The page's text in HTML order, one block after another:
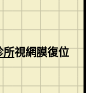
所視網膜復位